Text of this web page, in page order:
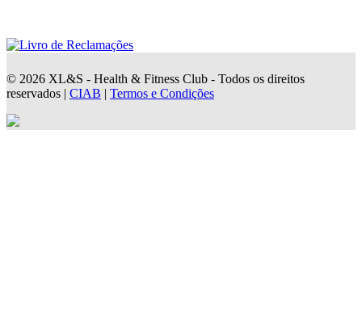
© 2026 XL&S - Health & Fitness Club - Todos os direitos
reservados | CIAB | Termos e Condições